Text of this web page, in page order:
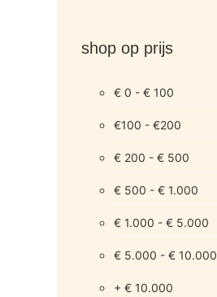
shop op prijs
€ 0 - € 100
€100 - €200
€ 200 - € 500
€ 500 - € 1.000
€ 1.000 - € 5.000
€ 5.000 - € 10.000
+ € 10.000